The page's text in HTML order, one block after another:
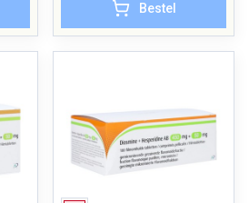
Bestel